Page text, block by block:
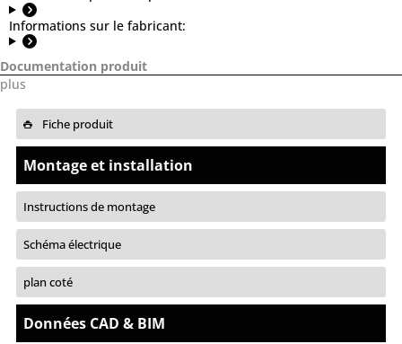
Informations sur le fabricant:
Documentation produit
plus
Fiche produit
Montage et installation
Instructions de montage
Schéma électrique
plan coté
Données CAD & BIM